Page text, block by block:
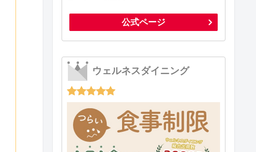
公式ページ
ウェルネスダイニング